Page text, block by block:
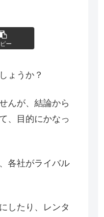
ー
ょうか？
んが、結論から
、目的にかなっ
各社がライバル
したり、レンタ